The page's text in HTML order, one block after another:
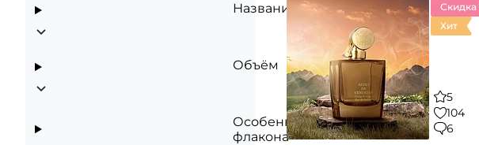
Название
Объём
Особенности
флакона
Скидка
Хит
5
104
6